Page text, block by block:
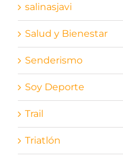
salinasjavi
Salud y Bienestar
Senderismo
Soy Deporte
Trail
Triatlón